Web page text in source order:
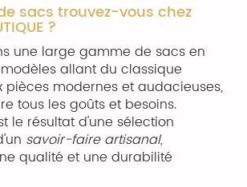
sacs trouvez-vous chez
?
une large gamme de sacs en
allant du classique
pièces modernes et audacieuses,
tous les goûts et besoins.
le résultat d'une sélection
savoir-faire artisanal,
qualité et une durabilité